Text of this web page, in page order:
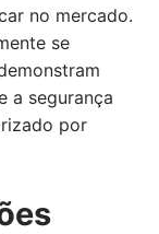
no mercado.
se
a segurança
por